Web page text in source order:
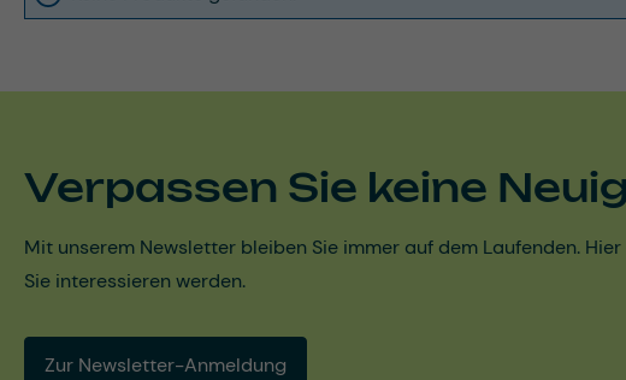
Verpassen Sie keine
Mit unserem Newsletter bleiben Sie immer auf dem Laufenden.
Sie interessieren werden.
Zur Newsletter-Anmeldung